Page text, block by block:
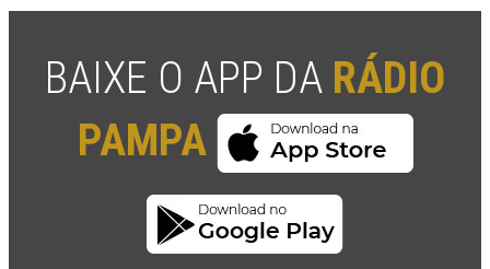
BAIXE O APP DA RÁDIO
PAMPA